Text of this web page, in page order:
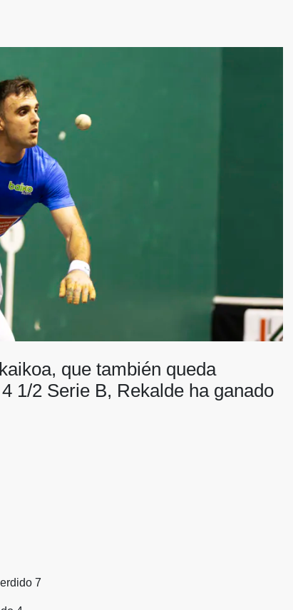
que también queda
1/2 Serie B, Rekalde ha ganado
7